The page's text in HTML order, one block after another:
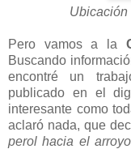
Ubicación
Pero vamos a la
Buscando
encontré un
publicado en el
interesante como
aclaró nada, que
perol hacia el arroyo